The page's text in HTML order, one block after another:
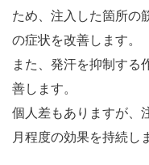
ため、注入した箇所の
の症状を改善します。
また、発汗を抑制する
善します。
個人差もありますが、
月程度の効果を持続し